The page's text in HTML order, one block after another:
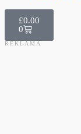
£0.00
0